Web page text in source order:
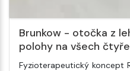
Brunkow - otočka z
polohy na všech
Fyzioterapeutický koncept